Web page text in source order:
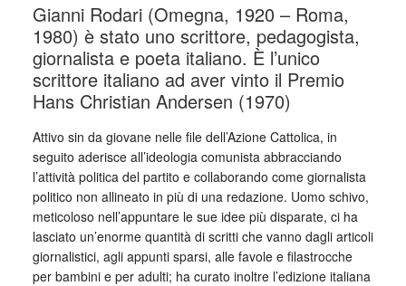
Gianni Rodari (Omegna, 1920 – Roma,
1980) è stato uno scrittore, pedagogista,
giornalista e poeta italiano. È l’unico
scrittore italiano ad aver vinto il Premio
Hans Christian Andersen (1970)
Attivo sin da giovane nelle file dell’Azione Cattolica, in
seguito aderisce all’ideologia comunista abbracciando
l’attività politica del partito e collaborando come giornalista
politico non allineato in più di una redazione. Uomo schivo,
meticoloso nell’appuntare le sue idee più disparate, ci ha
lasciato un’enorme quantità di scritti che vanno dagli articoli
giornalistici, agli appunti sparsi, alle favole e filastrocche
per bambini e per adulti; ha curato inoltre l’edizione italiana